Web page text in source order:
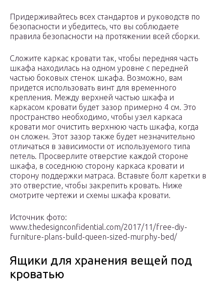
Придерживайтесь всех стандартов и руководств по
безопасности и убедитесь, что вы соблюдаете
правила безопасности на протяжении всей сборки.
Сложите каркас кровати так, чтобы передняя часть
шкафа находилась на одном уровне с передней
частью боковых стенок шкафа. Возможно, вам
придется использовать винт для временного
крепления. Между верхней частью шкафа и
каркасом кровати будет зазор примерно 4 см. Это
пространство необходимо, чтобы узел каркаса
кровати мог очистить верхнюю часть шкафа, когда
он сложен. Этот зазор также будет незначительно
отличаться в зависимости от используемого типа
петель. Просверлите отверстие каждой стороне
шкафа, в соседнюю сторону каркаса кровати и
сторону поддержки матраса. Вставьте болт каретки в
это отверстие, чтобы закрепить кровать. Ниже
смотрите чертежи и схемы шкафа кровати.
Источник фото:
www.thedesignconfidential.com/2017/11/free-diy-
furniture-plans-build-queen-sized-murphy-bed/
Ящики для хранения вещей под
кроватью